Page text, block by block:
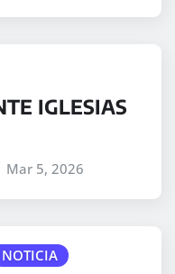
IGLESIAS
Mar 5, 2026
NOTICIA